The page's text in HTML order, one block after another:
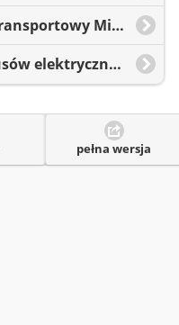
Projekt unijny pn. „Węzeł transportowy Miejskiego Obszaru Funkcjonalnego Słupska z elementami priorytetów dla komunikacji zbiorowej”
Projekt pn.: „Zakup autobusów elektrycznych wraz z infrastrukturą towarzyszącą w ramach wdrażania strategii elektromobilności w Słupsku”
pełna wersja